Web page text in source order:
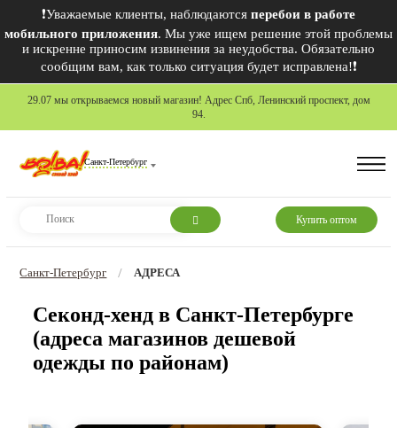
❗Уважаемые клиенты, наблюдаются перебои в работе
мобильного приложения. Мы уже ищем решение этой проблемы
и искренне приносим извинения за неудобства. Обязательно
сообщим вам, как только ситуация будет исправлена!❗
29.07 мы открываемся новый магазин! Адрес Спб, Ленинский проспект, дом
94.
Санкт-Петербург
Купить оптом
Санкт-Петербург / АДРЕСА
Секонд-хенд в Санкт-Петербурге
(адреса магазинов дешевой
одежды по районам)